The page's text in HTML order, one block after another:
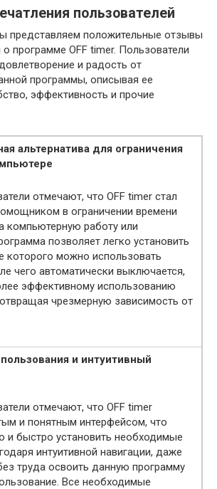
пользователей
представляем положительные отзывы
о программе OFF timer. Пользователи
и радость от
программы, описывая ее
эффективность и прочие
альтернатива для ограничения
отмечают, что OFF timer стал
в ограничении времени
компьютерную работу или
позволяет легко установить
которого можно использовать
чего автоматически выключается,
эффективному использованию
чрезмерную зависимость от
и интуитивный
отмечают, что OFF timer
и понятным интерфейсом, что
и быстро установить необходимые
интуитивной навигации, даже
труда освоить данную программу
Все необходимые